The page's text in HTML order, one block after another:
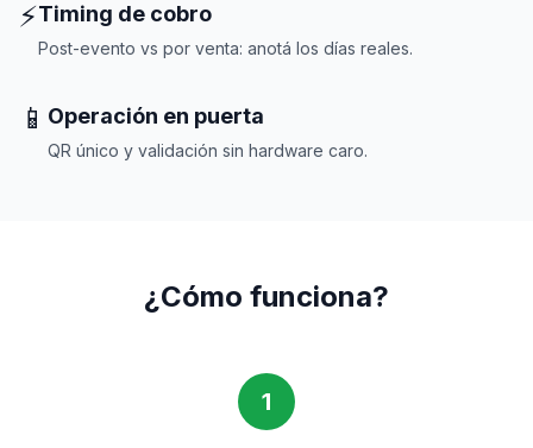
⚡Timing de cobro
Post-evento vs por venta: anotá los días reales.
📱 Operación en puerta
QR único y validación sin hardware caro.
¿Cómo funciona?
1